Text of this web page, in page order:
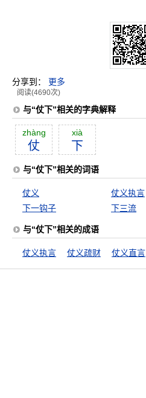
分享到： 更多
阅读(4690次)
与“仗下”相关的字典解释
zhàng
仗
xià
下
与“仗下”相关的词语
仗义 仗义执言
下一钩子
下三流
与“仗下”相关的成语
仗义执言 仗义疏财 仗义直言